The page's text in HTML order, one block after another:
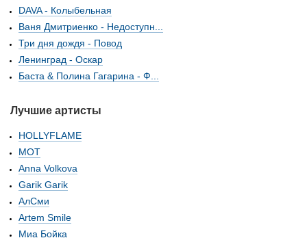
DAVA - Колыбельная
Ваня Дмитриенко - Недоступн...
Три дня дождя - Повод
Ленинград - Оскар
Баста & Полина Гагарина - Ф...
Лучшие артисты
HOLLYFLAME
МОТ
Anna Volkova
Garik Garik
АлСми
Artem Smile
Миа Бойка